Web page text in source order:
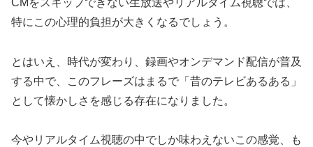
特にこの心理的負担が大きくなるでしょう。
とはいえ、時代が変わり、録画やオンデマンド配信が普及
する中で、このフレーズはまるで「昔のテレビあるある」
として懐かしさを感じる存在になりました。
今やリアルタイム視聴の中でしか味わえないこの感覚、も